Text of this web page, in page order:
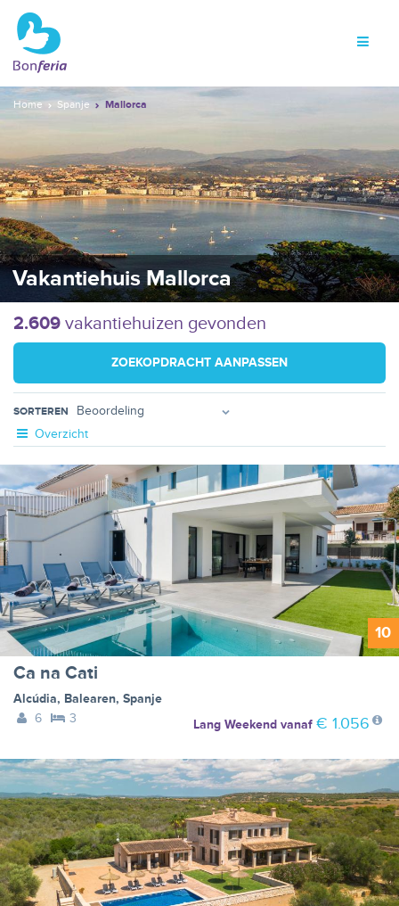
Home Spanje Mallorca
Vakantiehuis Mallorca
2.609 vakantiehuizen gevonden
ZOEKOPDRACHT AANPASSEN
SORTEREN
Overzicht
10
Ca na Cati
Alcúdia, Balearen, Spanje
6
3 Lang Weekendvanaf € 1.056